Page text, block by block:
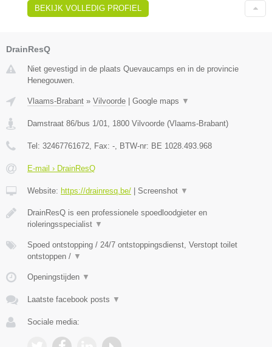
BEKIJK VOLLEDIG PROFIEL
DrainResQ
Niet gevestigd in de plaats Quevaucamps en in de provincie
Henegouwen.
Vlaams-Brabant » Vilvoorde | Google maps ▼
Damstraat 86/bus 1/01 1800 Vilvoorde (Vlaams-Brabant)
Tel: 32467761672 , Fax: - , BTW-nr: BE 1028.493.968
E-mail › DrainResQ
Website: https://drainresq.be/ | Screenshot ▼
DrainResQ is een professionele spoedloodgieter en
rioleringsspecialist ▼
Spoed ontstopping / 24/7 ontstoppingsdienst, Verstopt toilet
ontstoppen / ▼
Openingstijden ▼
Laatste facebook posts ▼
Sociale media: